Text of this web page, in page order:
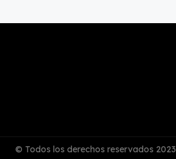
© Todos los derechos reservados 2023